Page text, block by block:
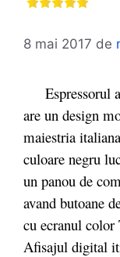
8 mai 2017 de
Espressorul
are un design
maiestria
culoare negru
un panou de
avand butoane
cu ecranul color
Afisajul digital